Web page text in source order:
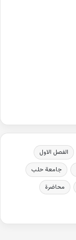
الفصل الاول
جامعة حلب
محاضرة